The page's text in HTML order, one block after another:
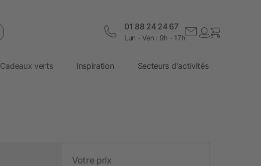
01 88 24 24 67
Lun - Ven : 9h - 17h
Cadeaux verts Inspiration Secteurs d'activités
Votre prix